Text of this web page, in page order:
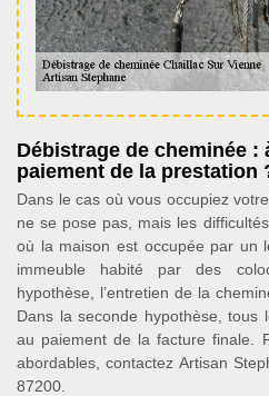
Débistrage de cheminée :
paiement de la prestation
Dans le cas où vous occupiez
ne se pose pas, mais les
où la maison est occupée par un
immeuble habité par des
hypothèse, l’entretien de la
Dans la seconde hypothèse, tous
au paiement de la facture finale.
abordables, contactez Artisan
87200.